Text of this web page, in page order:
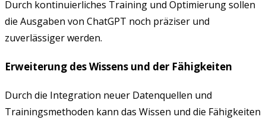
Durch kontinuierliches Training und Optimierung sollen
die Ausgaben von ChatGPT noch präziser und
zuverlässiger werden.
Erweiterung des Wissens und der Fähigkeiten
Durch die Integration neuer Datenquellen und
Trainingsmethoden kann das Wissen und die Fähigkeiten